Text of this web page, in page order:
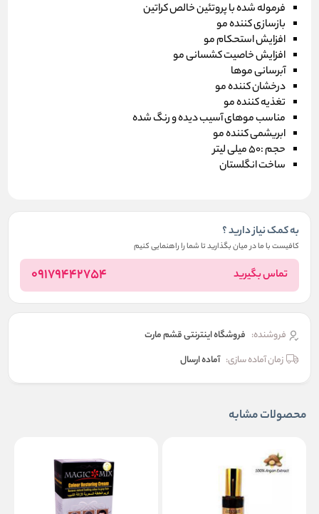
فرموله شده با پروتئین خالص کراتین
بازسازی کننده مو
افزایش استحکام مو
افزایش خاصیت کشسانی مو
آبرسانی موها
درخشان کننده مو
تغذیه کننده مو
مناسب موهای آسیب دیده و رنگ شده
ابریشمی کننده مو
حجم :50 میلی لیتر
ساخت انگلستان
به کمک نیاز دارید ؟
کافیست با ما در میان بگذارید تا شما را راهنمایی کنیم
تماس بگیرید 09179442754
فروشنده: فروشگاه اینترنتی قشم مارت
زمان آماده سازی: آماده ارسال
محصولات مشابه